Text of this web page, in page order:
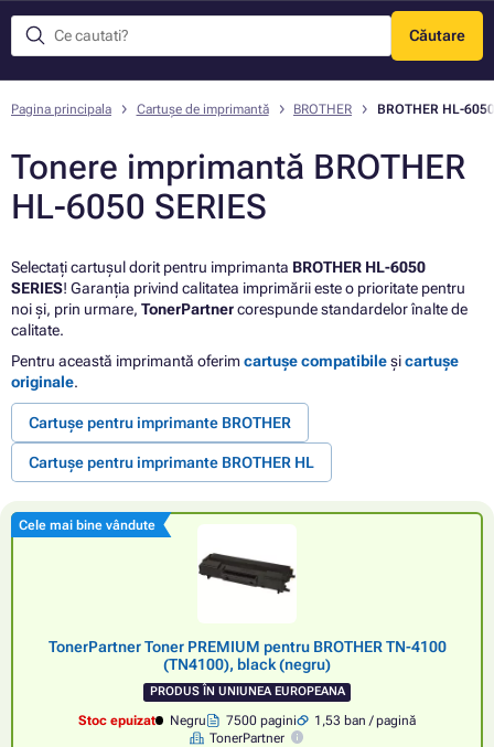
Căutare
Meniu
Pagina principala Cartușe de imprimantă BROTHER BROTHER HL-
Tonere imprimantă BROTHER
HL-6050 SERIES
Selectați cartușul dorit pentru imprimanta BROTHER HL-6050
SERIES! Garanția privind calitatea imprimării este o prioritate pentru
noi și, prin urmare, TonerPartnercorespunde standardelor înalte de
calitate.
Pentru această imprimantă oferimcartușe compatibileșicartușe
originale.
Cartușe pentru imprimante BROTHER
Cartușe pentru imprimante BROTHER HL
Cele mai bine vândute
TonerPartner Toner PREMIUM pentru BROTHER TN-4100
(TN4100), black (negru)
PRODUS ÎN UNIUNEA EUROPEANA
Stoc epuizat Negru 7500 pagini
1,53 ban / pagină
TonerPartner